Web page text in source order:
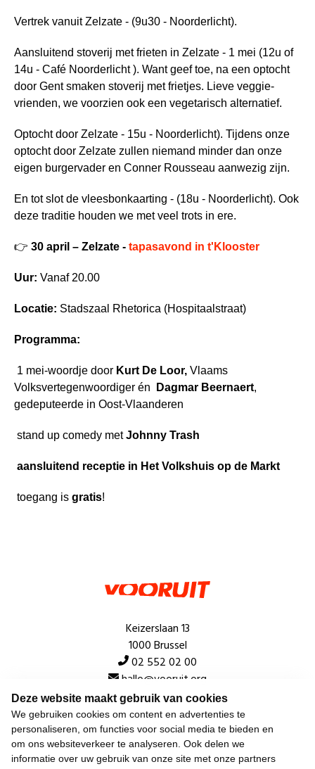
Deze website maakt gebruik van cookies
We gebruiken cookies om content en advertenties te
personaliseren, om functies voor social media te bieden en
om ons websiteverkeer te analyseren. Ook delen we
informatie over uw gebruik van onze site met onze partners
Vertrek vanuit Zelzate - (9u30 - Noorderlicht).
Aansluitend stoverij met frieten in Zelzate - 1 mei (12u of
14u - Café Noorderlicht ). Want geef toe, na een optocht
door Gent smaken stoverij met frietjes. Lieve veggie-
vrienden, we voorzien ook een vegetarisch alternatief.
Optocht door Zelzate - 15u - Noorderlicht). Tijdens onze
optocht door Zelzate zullen niemand minder dan onze
eigen burgervader en Conner Rousseau aanwezig zijn.
En tot slot de vleesbonkaarting - (18u - Noorderlicht). Ook
deze traditie houden we met veel trots in ere.
👉 30 april – Zelzate - tapasavond in t'Klooster
Uur: Vanaf 20.00
Locatie: Stadszaal Rhetorica (Hospitaalstraat)
Programma:
1 mei-woordje door Kurt De Loor, Vlaams
Volksvertegenwoordiger én
Dagmar Beernaert,
gedeputeerde in Oost-Vlaanderen
stand up comedy metJohnny Trash
aansluitend receptie in Het Volkshuis op de Markt
toegang is gratis!
Keizerslaan 13
1000 Brussel
02 552 02 00
hallo@vooruit.org
Snel
Over de beweging